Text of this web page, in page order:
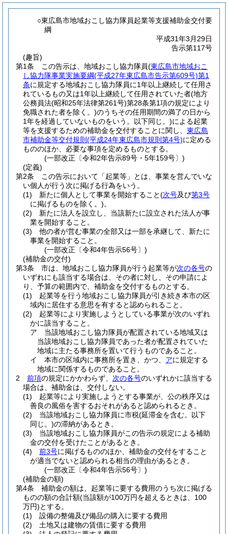
○東広島市地域おこし協力隊員起業等支援補助金交付要
綱
平成31年3月29日
告示第117号
(趣旨)
第1条
この告示は、地域おこし協力隊員(東広島市地域おこ
し協力隊事業実施要綱(平成27年東広島市告示第609号)第1
条に規定する地域おこし協力隊員に1年以上継続して任用さ
れているもの又は1年以上継続して任用されていた者(地方
公務員法(昭和25年法律第261号)第28条第1項の規定により
免職された者を除く。)のうちその任用期間の満了の日から
1年を経過していないものをいう。以下同じ。)による起業
等を支援するための補助金を交付することに関し、 東広島
市補助金等交付規則 (平成24年東広島市規則第4号)に定める
もののほか、必要な事項を定めるものとする。
(一部改正〔令和2年告示89号・5年159号〕)
(定義)
第2条
この告示において「起業等」とは、事業を営んでいな
い個人が行う次に掲げる行為をいう。
(1)
新たに個人として事業を開始すること(次号及び第3号
に掲げるものを除く。)。
(2)
新たに法人を設立し、当該新たに設立された法人が事
業を開始すること。
(3)
他の者が営む事業の全部又は一部を承継して、新たに
事業を開始すること。
(一部改正〔令和4年告示56号〕)
(補助金の交付)
第3条
市は、地域おこし協力隊員が行う起業等が次の各号の
いずれにも該当する場合は、その者に対し、その申請によ
り、予算の範囲内で、補助金を交付するものとする。
(1)
起業等を行う地域おこし協力隊員が引き続き本市の区
域内に居住する意思を有すると認められること。
(2)
起業等により実施しようとしている事業が次のいずれ
かに該当すること。
ア
当該地域おこし協力隊員が配置されている地域又は
当該地域おこし協力隊員であった者が配置されていた
地域に主たる事務所を置いて行うものであること。
イ
本市の区域内に事務所を置き、かつ、 アに規定する
地域に関係するものであること。
2
前項の規定にかかわらず、 次の各号のいずれかに該当する
場合は、補助金は、交付しない。
(1)
起業等により実施しようとする事業が、公の秩序又は
善良の風俗を害するおそれがあると認められるとき。
(2)
当該地域おこし協力隊員に市税(延滞金を含む。以下
同じ。)の滞納があるとき。
(3)
当該地域おこし協力隊員がこの告示の規定による補助
金の交付を受けたことがあるとき。
(4)
前3号に掲げるもののほか、補助金の交付をすること
が適当でないと認められる相当の理由があるとき。
(一部改正〔令和4年告示56号〕)
(補助金の額)
第4条
補助金の額は、起業等に要する費用のうち次に掲げる
ものの額の合計額(当該額が100万円を超えるときは、100
万円)とする。
(1)
設備の整備及び備品の購入に要する費用
(2)
土地又は建物の賃借に要する費用